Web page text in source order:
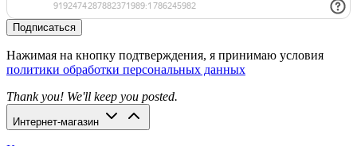
Подписаться
Нажимая на кнопку подтверждения, я принимаю условия
политики обработки персональных данных
Thank you! We'll keep you posted.
Интернет-магазин